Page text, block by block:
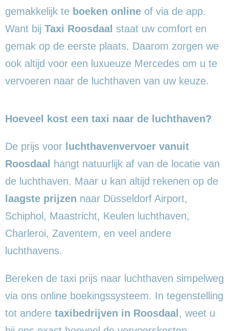
gemakkelijk te boeken online of via de app.
Want bij Taxi Roosdaal staat uw comfort en
gemak op de eerste plaats. Daarom zorgen we
ook altijd voor een luxueuze Mercedes om u te
vervoeren naar de luchthaven van uw keuze.
Hoeveel kost een taxi naar de luchthaven?
De prijs voor luchthavenvervoer vanuit
Roosdaal
hangt natuurlijk af van de locatie van
de luchthaven. Maar u kan altijd rekenen op de
laagste prijzen naar Düsseldorf Airport,
Schiphol, Maastricht, Keulen luchthaven,
Charleroi, Zaventem, en veel andere
luchthavens.
Bereken de taxi prijs naar luchthaven simpelweg
via ons online boekingssysteem. In tegenstelling
tot andere taxibedrijven in Roosdaal , weet u